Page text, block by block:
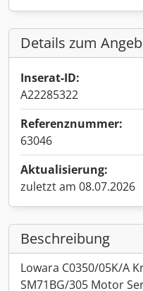
Details zum
Inserat-ID:
A22285322
Referenznummer:
63046
Aktualisierung:
zuletzt am 08.07.2026
Beschreibung
Lowara C0350/05K/A
SM71BG/305 Motor